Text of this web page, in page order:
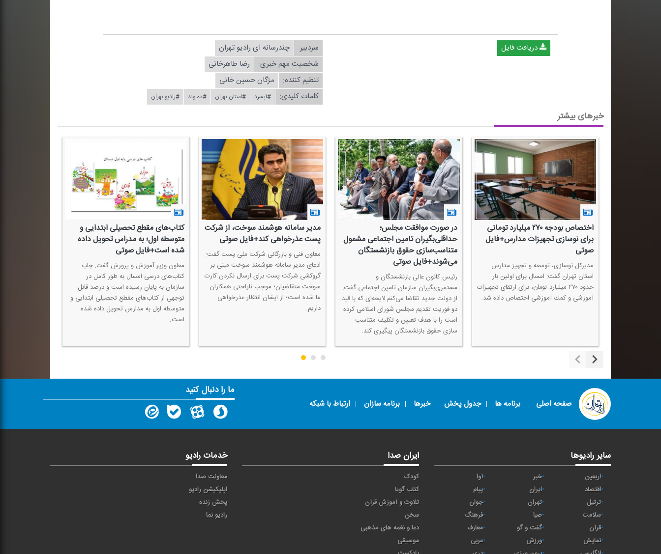
دریافت فایل سردبیر:
چندرسانه ای رادیو تهران
شخصیت مهم خبری:
رضا طاهرخانی
تنظیم كننده:
مژگان حسین خانی
کلمات کلیدی:
#آبسرد #استان تهران #دماوند #رادیو تهران
خبرهای بیشتر
اختصاص بودجه ۲۷۰ میلیارد تومانی
برای نوسازی تجهیزات مدارس+فایل
صوتی
مدیركل نوسازی، توسعه و تجهیز مدارس
استان تهران گفت: امسال برای اولین بار
حدود ۲۷۰ میلیارد تومان، برای ارتقای تجهیزات
آموزشی و كمك آموزشی اختصاص داده شد.
در صورت موافقت مجلس؛
حداقلی‌بگیران تامین اجتماعی مشمول
متناسب‌سازی حقوق بازنشستگان
می‌شوند+فایل صوتی
رئیس كانون عالی بازنشستگان و
مستمری‌بگیران سازمان تامین اجتماعی گفت:
از دولت جدید تقاضا می‌كنم لایحه‌ای كه با قید
دو فوریت تقدیم مجلس شورای اسلامی كرده
است را با هدف تعیین و تكلیف متناسب
سازی حقوق بازنشستگان پیگیری كند.
مدیر سامانه هوشمند سوخت، از شركت
پست عذرخواهی كند+فایل صوتی
معاون فنی و بازرگانی شركت ملی پست گفت:
ادعای مدیر سامانه هوشمند سوخت مبنی بر
گروكشی شركت پست برای ارسال نكردن كارت
سوخت متقاضیان؛ موجب ناراحتی همكاران
ما شده است؛ از ایشان انتظار عذرخواهی
داریم.
كتاب‌های مقطع تحصیلی ابتدایی و
متوسطه اول؛ به مدراس تحویل داده
شده است+فایل صوتی
معاون وزیر آموزش و پرورش گفت: چاپ
كتاب‌های درسی امسال به طور كامل در
سازمان به پایان رسیده است و درصد قابل
توجهی از كتاب‌های مقطع تحصیلی ابتدایی و
متوسطه اول به مدارس تحویل داده شده
است.
صفحه اصلی برنامه ها جدول پخش خبرها برنامه سازان ارتباط با شبکه
ما را دنبال کنید
سایر رادیوها
اربعین خبر
آوا
اقتصاد
ايران
پیام
ترتیل
تهران
جوان
سلامت
صبا
فرهنگ
قرآن
گفت و گو
معارف
نمایش
ورزش
عربی
ایران صدا
کودک
کتاب گویا
تلاوت و آموزش قرآن
سخن
دعا و نغمه های مذهبی
موسیقی
خدمات رادیو
معاونت صدا
اپلیکیشن رادیو
پخش زنده
رادیو نما